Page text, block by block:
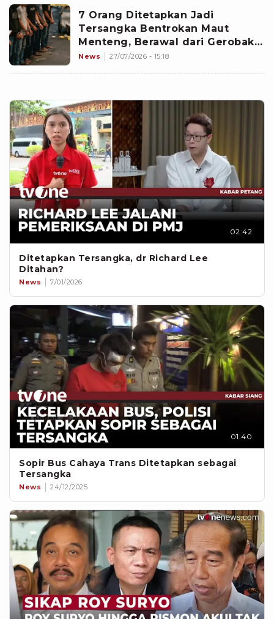
7 Orang Ditetapkan Jadi
Tersangka Bentrokan Maut
Menteng, Berawal dari Gerobak
Nasi Uduk hingga 1 Orang Tewas
News 27/07/2026 - 15:18
02:42
Ditetapkan Tersangka, dr Richard Lee
Ditahan?
News 7/01/2026
01:40
Sopir Bus Cahaya Trans Ditetapkan sebagai
Tersangka
News 24/12/2025